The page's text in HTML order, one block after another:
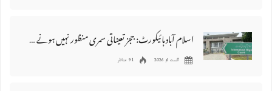
اسلام آباد ہائیکورٹ: ججز تعیناتی سمری منظور نہیں‌ ہونے کے خٌلاف فیصلہ محفوظ
اگست 6, 2026 91 مناظر